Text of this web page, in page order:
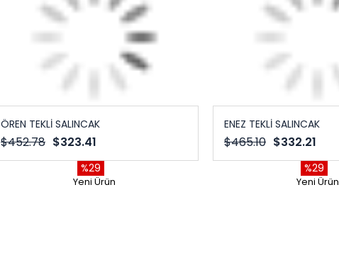
ÖREN TEKLİ SALINCAK
$323.41
$452.78
%29
Yeni Ürün
ENEZ TEKLİ SALINCAK
$332.21
$465.10
%29
Yeni Ürün